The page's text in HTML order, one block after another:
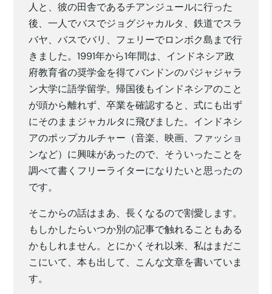
人と、彼の田舎であるチアンジュールに行った
後、一人でバスでジョグジャカルタ、鉄道でスラ
バヤ、バスでバリ、フェリーでロンボク島まで行
きました。1991年から1年間は、インドネシア政
府教育省の奨学金を得てバンドンのパジャジャラ
ン大学に語学留学。帰国後もインドネシアのこと
が頭から離れず、卒業を確認すると、式にも出ず
にそのままジャカルタに飛びました。インドネシ
アのポップカルチャー（音楽、映画、ファッショ
ンなど）に興味があったので、そういったことを
調べて書くフリーライターになりたいと思ったの
です。
そこからの話はまあ、長くなるので割愛します。
もしかしたらいつか別の記事で触れることもある
かもしれません。とにかくそれ以来、私はまだこ
こにいて、本も出して、こんな文章を書いていま
す。